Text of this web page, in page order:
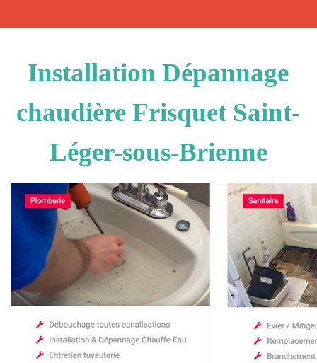
Installation Dépannage
chaudière Frisquet Saint-
Léger-sous-Brienne